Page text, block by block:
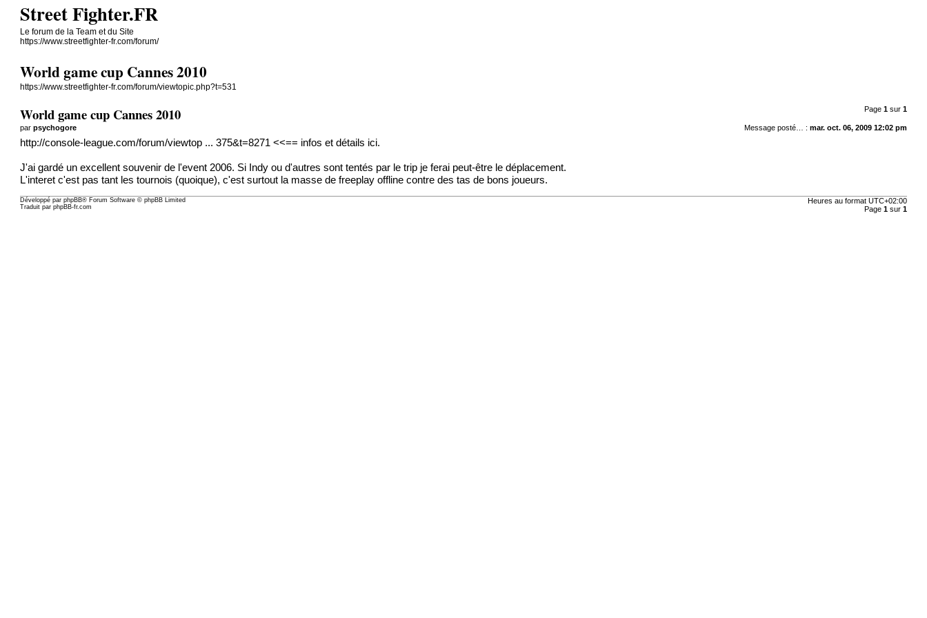
Street Fighter.FR
Le forum de la Team et du Site
https://www.streetfighter-fr.com/forum/
World game cup Cannes 2010
https://www.streetfighter-fr.com/forum/viewtopic.php?t=531
Page 1sur 1
World game cup Cannes 2010
Message posté… : mar. oct. 06, 2009 12:02 pm
parpsychogore
http://console-league.com/forum/viewtop ... 375&t=8271 <<== infos et détails ici.
J'ai gardé un excellent souvenir de l'event 2006. Si Indy ou d'autres sont tentés par le trip je ferai peut-être le déplacement.
L'interet c'est pas tant les tournois (quoique), c'est surtout la masse de freeplay offline contre des tas de bons joueurs.
Heures au format UTC+02:00
Page 1sur 1
Développé parphpBB® Forum Software © phpBB Limited
Traduit parphpBB-fr.com